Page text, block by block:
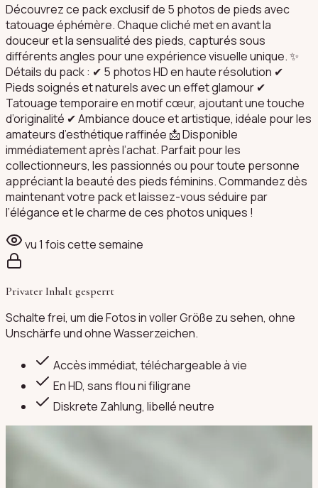
Découvrez ce pack exclusif de 5 photos de pieds avec
tatouage éphémère. Chaque cliché met en avant la
douceur et la sensualité des pieds, capturés sous
différents angles pour une expérience visuelle unique. ✨
Détails du pack : ✔ 5 photos HD en haute résolution ✔
Pieds soignés et naturels avec un effet glamour ✔
Tatouage temporaire en motif cœur, ajoutant une touche
d’originalité ✔ Ambiance douce et artistique, idéale pour les
amateurs d’esthétique raffinée 📩 Disponible
immédiatement après l’achat. Parfait pour les
collectionneurs, les passionnés ou pour toute personne
appréciant la beauté des pieds féminins. Commandez dès
maintenant votre pack et laissez-vous séduire par
l’élégance et le charme de ces photos uniques !
vu1 fois cette semaine
Privater Inhalt gesperrt
Schalte frei, um die Fotos in voller Größe zu sehen, ohne
Unschärfe und ohne Wasserzeichen.
Accès immédiat, téléchargeable à vie
En HD, sans flou ni filigrane
Diskrete Zahlung, libellé neutre